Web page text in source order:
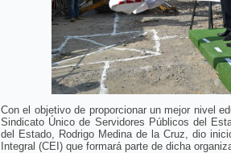
Con el objetivo de proporcionar un mejor nivel
Sindicato Único de Servidores Públicos del
del Estado, Rodrigo Medina de la Cruz, dio
Integral (CEI) que formará parte de dicha